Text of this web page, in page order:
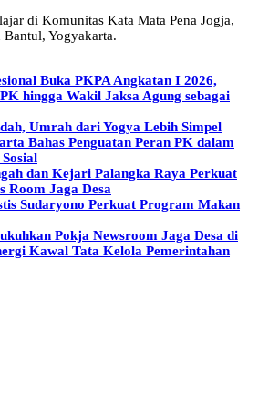
di Komunitas Kata Mata Pena Jogja,
Yogyakarta.
Buka PKPA Angkatan I 2026,
hingga Wakil Jaksa Agung sebagai
Umrah dari Yogya Lebih Simpel
Bahas Penguatan Peran PK dalam
dan Kejari Palangka Raya Perkuat
Room Jaga Desa
Sudaryono Perkuat Program Makan
Pokja Newsroom Jaga Desa di
Kawal Tata Kelola Pemerintahan